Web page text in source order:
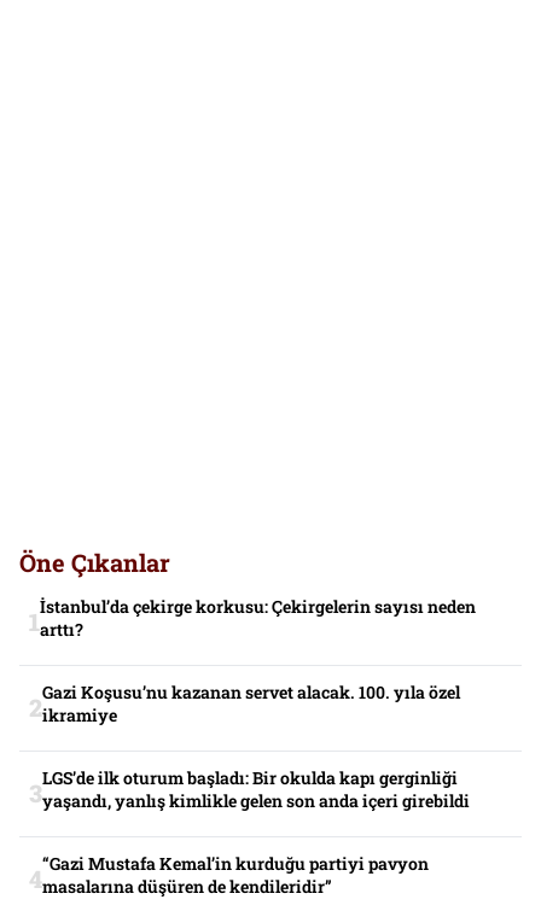
Öne Çıkanlar
İstanbul’da çekirge korkusu: Çekirgelerin sayısı neden
arttı?
Gazi Koşusu’nu kazanan servet alacak. 100. yıla özel
ikramiye
LGS’de ilk oturum başladı: Bir okulda kapı gerginliği
yaşandı, yanlış kimlikle gelen son anda içeri girebildi
“Gazi Mustafa Kemal’in kurduğu partiyi pavyon
masalarına düşüren de kendileridir”